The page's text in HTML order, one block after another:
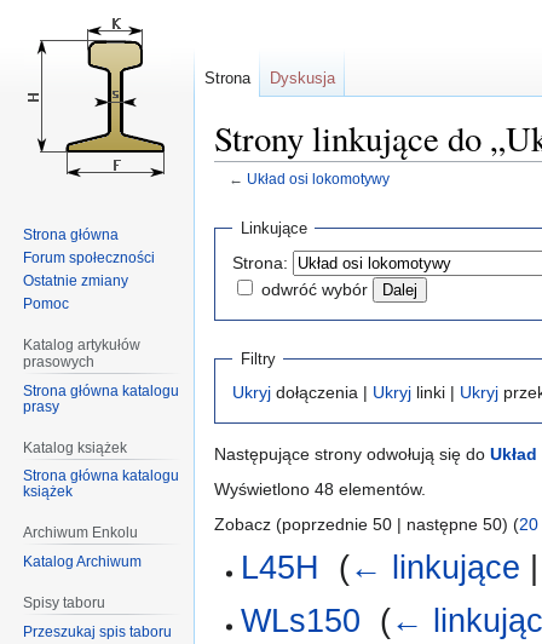
Strony linkujące do
← Układ osi lokomotywy
Przejdź
nawigacji
Przejdź
wyszukiwania
Linkujące
Strona:
odwróć wybór
Filtry
Ukryj dołączenia | Ukryj linki | Ukryj
Następujące strony odwołują się do
Wyświetlono 48 elementów.
Zobacz (poprzednie 50 | następne 50) (20
L45H (← linkujące
WLs150 (←
Strona Dyskusja
Strona główna
Forum społeczności
Ostatnie zmiany
Pomoc
Katalog artykułów
prasowych
Strona główna katalogu
prasy
Katalog książek
Strona główna katalogu
książek
Archiwum Enkolu
Katalog Archiwum
Spisy taboru
Przeszukaj spis taboru